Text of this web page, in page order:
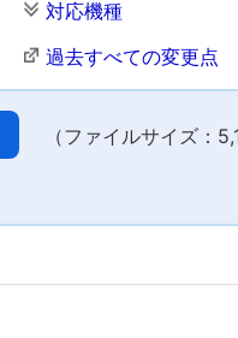
対応機種
過去すべての変更点
（ファイルサイズ：